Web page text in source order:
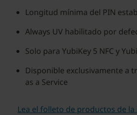
Longitud mínima del PIN
Always UV habilitado por
Solo para YubiKey 5 NFC y
Disponible exclusivamente a
as a Service
Lea el folleto de productos de la